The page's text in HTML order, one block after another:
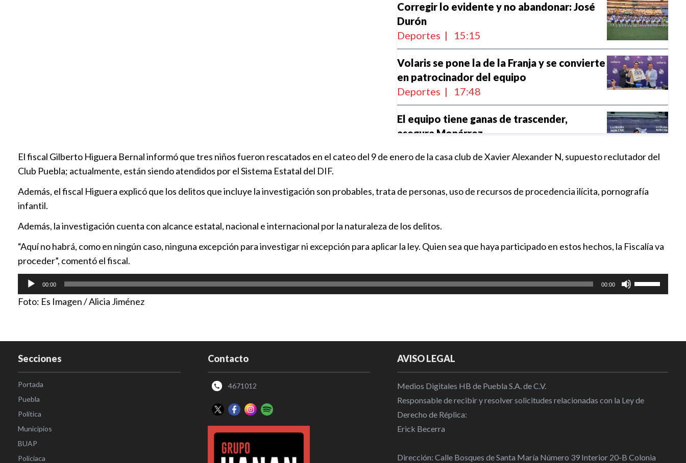
Corregir lo evidente y no abandonar: José
Durón
Deportes | 15:15
Volaris se pone la de la Franja y se convierte
en patrocinador del equipo
Deportes | 17:48
El equipo tiene ganas de trascender,
asegura Monárrez
asegura Juan Pablo Vargas
boletos en rampas sur y norte
Competir no es suficiente, necesitamos
Deportes | 21:26
Puebla debutó con victoria ante Juárez
Deportes | 23:18
El fiscal Gilberto Higuera Bernal informó que tres niños fueron rescatados en el cateo del 9 de enero de la casa club de Xavier Alexander N, supuesto reclutador del
Club Puebla; actualmente, están siendo atendidos por el Sistema Estatal del DIF.
Además, el fiscal Higuera explicó que los delitos que incluye la investigación son probables, trata de personas, uso de recursos de procedencia ilícita, pornografía
infantil.
Además, la investigación cuenta con alcance estatal, nacional e internacional por la naturaleza de los delitos.
“Aquí no habrá, como en ningún caso, ninguna excepción para investigar ni excepción para aplicar la ley. Quien sea que haya participado en estos hechos, la Fiscalía va
proceder”, comentó el fiscal.
Reproductor
audio
00:00 00:00
arriba/abajo
el
Foto: Es Imagen / Alicia Jiménez
Secciones
Portada
Puebla
Política
Municipios
BUAP
Policiaca
Contacto
4671012
AVISO LEGAL
Medios Digitales HB de Puebla S.A. de C.V.
Responsable de recibir y resolver solicitudes relacionadas con la Ley de
Derecho de Réplica:
Erick Becerra
Dirección: Calle Bosques de Santa María Número 39 Interior 20-B Colonia